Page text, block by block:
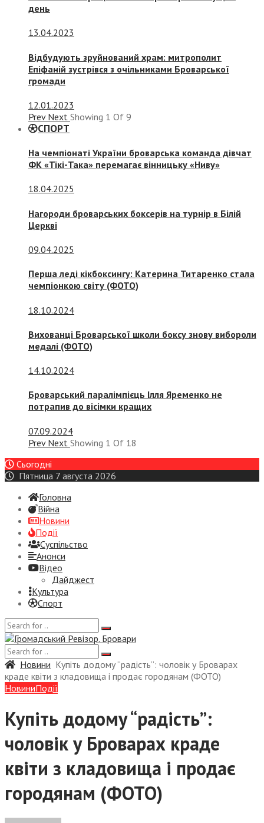
день
13.04.2023
Відбудують зруйнований храм: митрополит
Епіфаній зустрівся з очільниками Броварської
громади
12.01.2023
Prev Next Showing 1 Of 9
СПОРТ
На чемпіонаті України броварська команда дівчат
ФК «Тікі-Така» перемагає вінницьку «Ниву»
18.04.2025
Нагороди броварських боксерів на турнір в Білій
Церкві
09.04.2025
Перша леді кікбоксингу: Катерина Титаренко стала
чемпіонкою світу (ФОТО)
18.10.2024
Вихованці Броварської школи боксу знову вибороли
медалі (ФОТО)
14.10.2024
Броварський паралімпієць Ілля Яременко не
потрапив до вісімки кращих
07.09.2024
Prev Next Showing 1 Of 18
Сьогодні
Пятница 7 августа 2026
Головна
Війна
Новини
Події
Суспiльство
Анонси
Відео
Дайджест
Культура
Спорт
Новини Купіть додому “радість”: чоловік у Броварах
краде квіти з кладовища і продає городянам (ФОТО)
НовиниПодії
Купіть додому “радість”:
чоловік у Броварах краде
квіти з кладовища і продає
городянам (ФОТО)